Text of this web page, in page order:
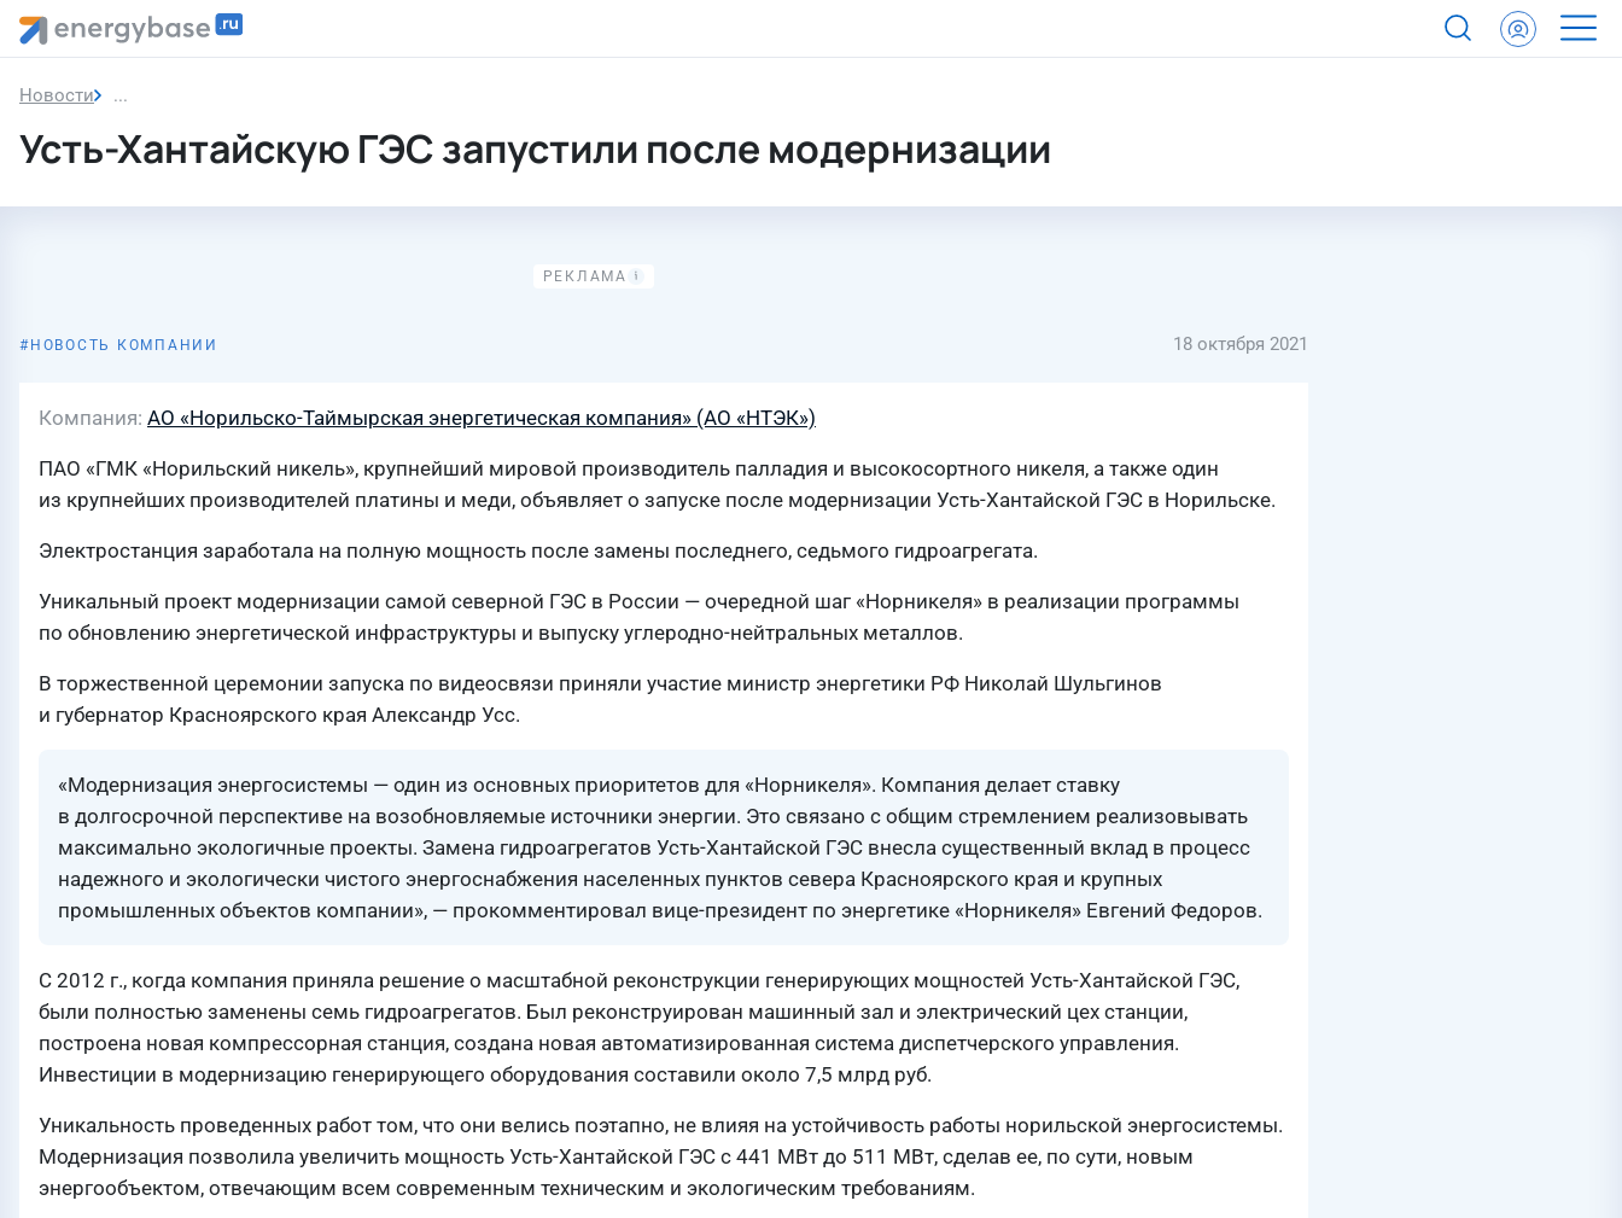
Новости Усть-Хантайскую ГЭС запустили после модернизации
Усть-Хантайскую ГЭС запустили после модернизации
НОВОСТЬ КОМПАНИИ 18 октября 2021
Компания АО «Норильско-Таймырская энергетическая компания» (АО «НТЭК»)
ПАО «ГМК «Норильский никель», крупнейший мировой производитель палладия и высокосортного никеля, а также один
из крупнейших производителей платины и меди, объявляет о запуске после модернизации Усть-Хантайской ГЭС в Норильске.
Электростанция заработала на полную мощность после замены последнего, седьмого гидроагрегата.
Уникальный проект модернизации самой северной ГЭС в России — очередной шаг «Норникеля» в реализации программы
по обновлению энергетической инфраструктуры и выпуску углеродно-нейтральных металлов.
В торжественной церемонии запуска по видеосвязи приняли участие министр энергетики РФ Николай Шульгинов
и губернатор Красноярского края Александр Усс.
«Модернизация энергосистемы — один из основных приоритетов для «Норникеля». Компания делает ставку
в долгосрочной перспективе на возобновляемые источники энергии. Это связано с общим стремлением реализовывать
максимально экологичные проекты. Замена гидроагрегатов Усть-Хантайской ГЭС внесла существенный вклад в процесс
надежного и экологически чистого энергоснабжения населенных пунктов севера Красноярского края и крупных
промышленных объектов компании», — прокомментировал вице-президент по энергетике «Норникеля» Евгений Федоров.
С 2012 г., когда компания приняла решение о масштабной реконструкции генерирующих мощностей Усть-Хантайской ГЭС,
были полностью заменены семь гидроагрегатов. Был реконструирован машинный зал и электрический цех станции,
построена новая компрессорная станция, создана новая автоматизированная система диспетчерского управления.
Инвестиции в модернизацию генерирующего оборудования составили около 7,5 млрд руб.
Уникальность проведенных работ том, что они велись поэтапно, не влияя на устойчивость работы норильской энергосистемы.
Модернизация позволила увеличить мощность Усть-Хантайской ГЭС с 441 МВт до 511 МВт, сделав ее, по сути, новым
энергообъектом, отвечающим всем современным техническим и экологическим требованиям.